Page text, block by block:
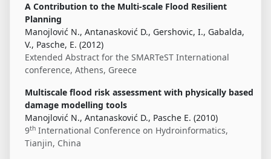
A Contribution to the Multi-scale Flood Resilient
Planning
Manojlović N., Antanasković D., Gershovic, I., Gabalda,
V., Pasche, E. (2012)
Extended Abstract for the SMARTeST International
conference, Athens, Greece
Multiscale flood risk assessment with physically based
damage modelling tools
Manojlović N., Antanasković D., Pasche E. (2010)
9th International Conference on Hydroinformatics,
Tianjin, China